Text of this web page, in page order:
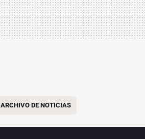
ARCHIVO DE NOTICIAS